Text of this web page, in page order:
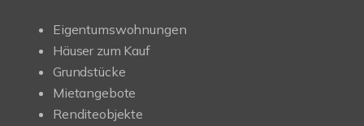
Eigentumswohnungen
Häuser zum Kauf
Grundstücke
Mietangebote
Renditeobjekte